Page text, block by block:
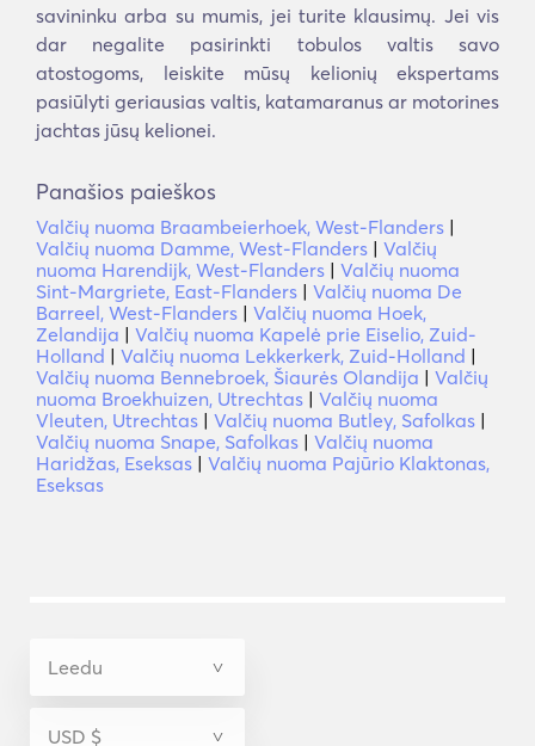
savininku arba su mumis, jei turite klausimų. Jei vis
dar negalite pasirinkti tobulos valtis savo
atostogoms, leiskite mūsų kelionių ekspertams
pasiūlyti geriausias valtis, katamaranus ar motorines
jachtas jūsų kelionei.
Panašios paieškos
Valčių nuoma Braambeierhoek, West-Flanders |
Valčių nuoma Damme, West-Flanders | Valčių
nuoma Harendijk, West-Flanders | Valčių nuoma
Sint-Margriete, East-Flanders | Valčių nuoma De
Barreel, West-Flanders | Valčių nuoma Hoek,
Zelandija | Valčių nuoma Kapelė prie Eiselio, Zuid-
Holland | Valčių nuoma Lekkerkerk, Zuid-Holland |
Valčių nuoma Bennebroek, Šiaurės Olandija | Valčių
nuoma Broekhuizen, Utrechtas | Valčių nuoma
Vleuten, Utrechtas | Valčių nuoma Butley, Safolkas |
Valčių nuoma Snape, Safolkas | Valčių nuoma
Haridžas, Eseksas | Valčių nuoma Pajūrio Klaktonas,
Eseksas